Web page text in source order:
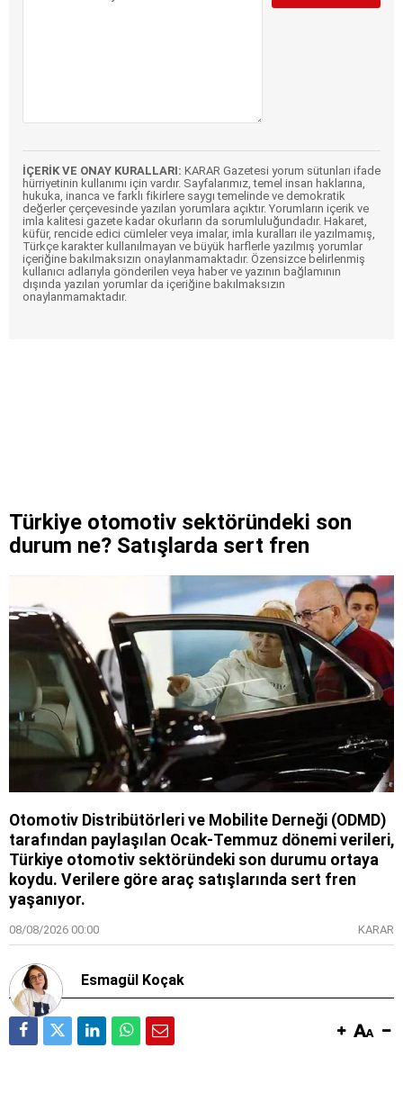
İÇERİK VE ONAY KURALLARI: KARAR Gazetesi yorum sütunları ifade
hürriyetinin kullanımı için vardır. Sayfalarımız, temel insan haklarına,
hukuka, inanca ve farklı fikirlere saygı temelinde ve demokratik
değerler çerçevesinde yazılan yorumlara açıktır. Yorumların içerik ve
imla kalitesi gazete kadar okurların da sorumluluğundadır. Hakaret,
küfür, rencide edici cümleler veya imalar, imla kuralları ile yazılmamış,
Türkçe karakter kullanılmayan ve büyük harflerle yazılmış yorumlar
içeriğine bakılmaksızın onaylanmamaktadır. Özensizce belirlenmiş
kullanıcı adlarıyla gönderilen veya haber ve yazının bağlamının
dışında yazılan yorumlar da içeriğine bakılmaksızın
onaylanmamaktadır.
Türkiye otomotiv sektöründeki son
durum ne? Satışlarda sert fren
Otomotiv Distribütörleri ve Mobilite Derneği (ODMD)
tarafından paylaşılan Ocak-Temmuz dönemi verileri,
Türkiye otomotiv sektöründeki son durumu ortaya
koydu. Verilere göre araç satışlarında sert fren
yaşanıyor.
08/08/2026 00:00 KARAR
Esmagül Koçak